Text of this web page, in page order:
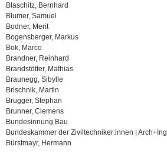
Blaschitz, Bernhard
Blumer, Samuel
Bodner, Merit
Bogensberger, Markus
Bok, Marco
Brandner, Reinhard
Brandstötter, Mathias
Braunegg, Sibylle
Brischnik, Martin
Brugger, Stephan
Brunner, Clemens
Bundesinnung Bau
Bundeskammer der Ziviltechniker:innen | Arch+Ing
Bürstmayr, Hermann